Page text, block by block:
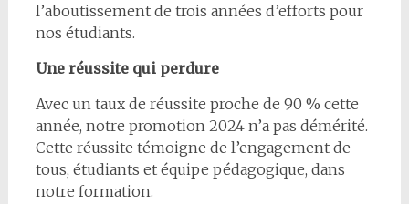
l’aboutissement de trois années d’efforts pour
nos étudiants.
Une réussite qui perdure
Avec un taux de réussite proche de 90 % cette
année, notre promotion 2024 n’a pas démérité.
Cette réussite témoigne de l’engagement de
tous, étudiants et équipe pédagogique, dans
notre formation.